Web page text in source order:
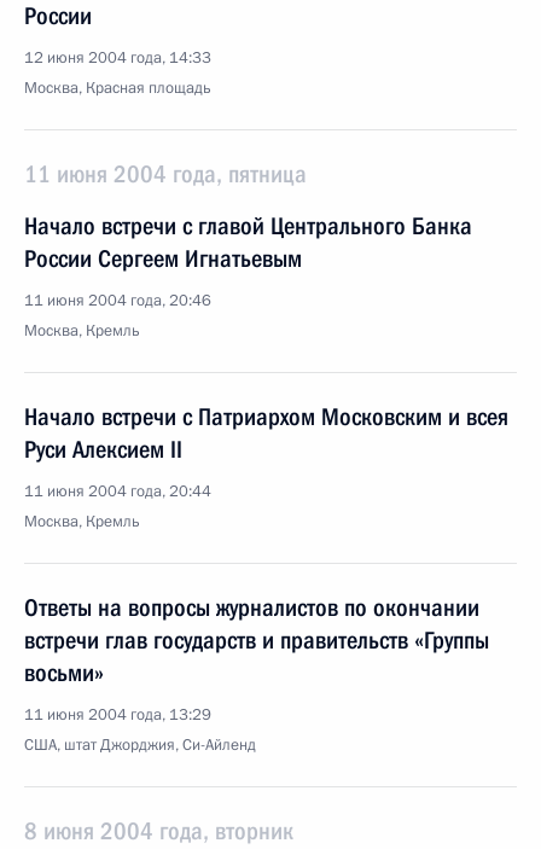
России
12 июня 2004 года, 14:33
Москва, Красная площадь
11 июня 2004 года, пятница
Начало встречи с главой Центрального Банка
России Сергеем Игнатьевым
11 июня 2004 года, 20:46
Москва, Кремль
Начало встречи с Патриархом Московским и всея
Руси Алексием II
11 июня 2004 года, 20:44
Москва, Кремль
Ответы на вопросы журналистов по окончании
встречи глав государств и правительств «Группы
восьми»
11 июня 2004 года, 13:29
США, штат Джорджия, Си-Айленд
8 июня 2004 года, вторник